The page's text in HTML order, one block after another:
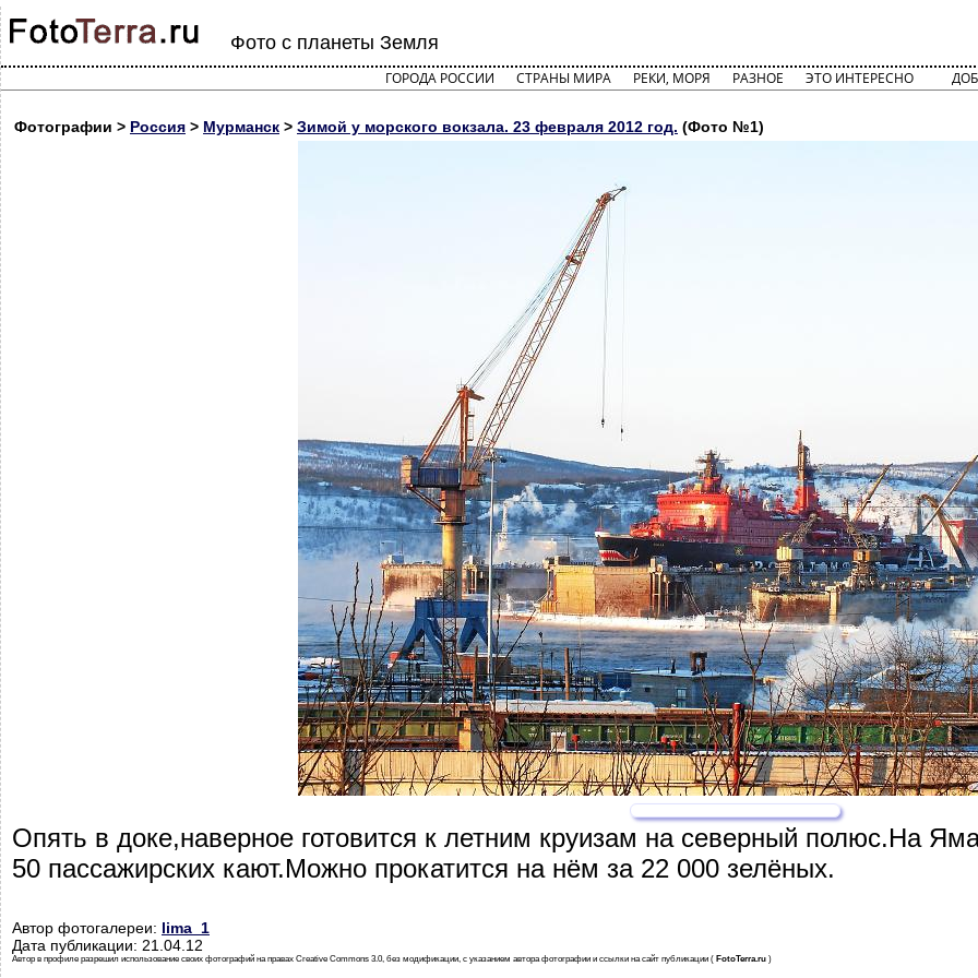
Фото с планеты Земля
ГОРОДА РОССИИ СТРАНЫ МИРА РЕКИ, МОРЯ РАЗНОЕ ЭТО ИНТЕРЕСНО
Фотографии > Россия > Мурманск > Зимой у морского вокзала. 23 февраля 2012 год. (Фото №1)
Опять в доке,наверное готовится к летним круизам на северный полюс.На
50 пассажирских кают.Можно прокатится на нём за 22 000 зелёных.
Автор фотогалереи: lima_1
Дата публикации: 21.04.12
Автор в профиле разрешил использование своих фотографий на правах Creative Commons 3.0, без модификации, с указанием автора фотографии и ссылки на сайт публикации ( FotoTerra.ru )